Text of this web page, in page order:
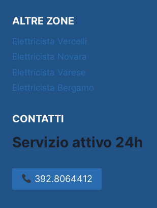
ALTRE ZONE
Elettricista Vercelli
Elettricista Novara
Elettricista Varese
Elettricista Bergamo
CONTATTI
Servizio attivo 24h
392.8064412